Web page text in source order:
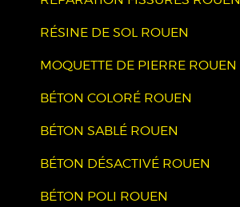
RÉSINE DE SOL ROUEN
MOQUETTE DE PIERRE ROUEN
BÉTON COLORÉ ROUEN
BÉTON SABLÉ ROUEN
BÉTON DÉSACTIVÉ ROUEN
BÉTON POLI ROUEN